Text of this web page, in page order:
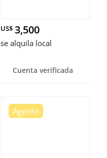
US$ 3,500
se alquila local
Cuenta verificada